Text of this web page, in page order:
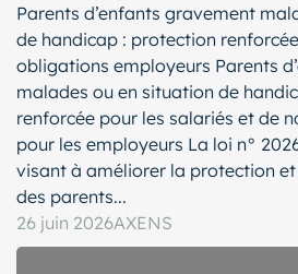
Parents d’enfants gravement
de handicap : protection
obligations employeurs Parents
malades ou en situation de
renforcée pour les salariés et de
pour les employeurs La loi n°
visant à améliorer la protection
des parents...
26 juin 2026AXENS